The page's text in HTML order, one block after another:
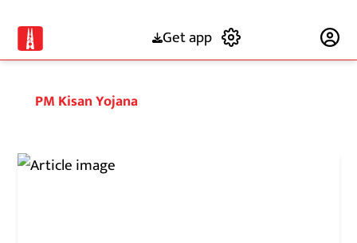
Get app
PM Kisan Yojana